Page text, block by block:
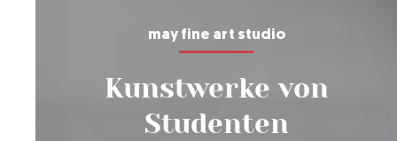
may fine art studio
Kunstwerke von
Studenten